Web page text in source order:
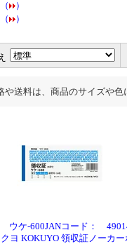
）
）
や送料は、商品のサイズや色
ウケ-600JANコード：
ヨ KOKUYO 領収証ノーカー